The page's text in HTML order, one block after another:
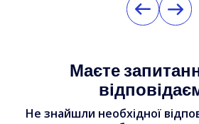
Маєте
Не знайшли необхідної